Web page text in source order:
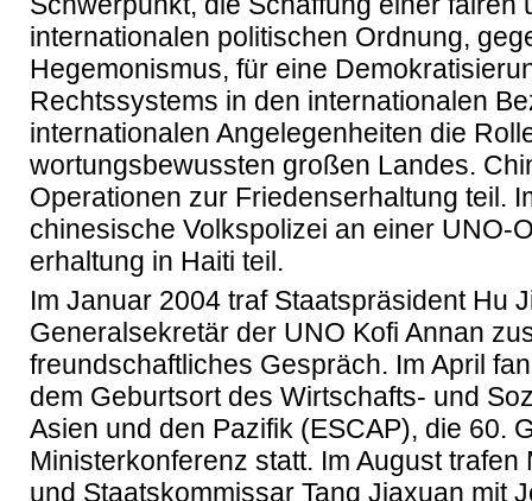
internationalen politischen Ordnung,
Hegemonismus, für eine
Rechtssystems in den internationalen
internationalen Angelegenheiten die
wortungsbewussten großen Landes.
Operationen zur Friedenserhaltung teil.
chinesische Volkspolizei an einer UNO-
erhaltung in Haiti teil.
Im Januar 2004 traf Staatspräsident Hu
Generalsekretär der UNO Kofi Annan
freundschaftliches Gespräch. Im April
dem Geburtsort des Wirtschafts- und
Asien und den Pazifik (ESCAP), die 60.
Ministerkonferenz statt. Im August
und Staatskommissar Tang Jiaxuan mit